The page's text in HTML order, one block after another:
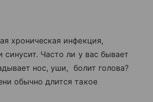
хроническая инфекция,
синусит. Часто ли у вас бывает
нос, уши, болит голова?
обычно длится такое